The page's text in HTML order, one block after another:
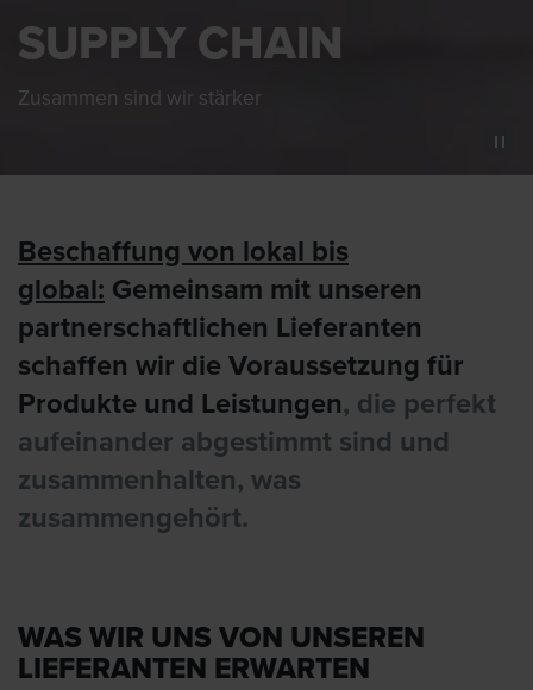
SUPPLY CHAIN
Zusammen sind wir stärker
Beschaffung von lokal bis
global: Gemeinsam mit unseren
partnerschaftlichen Lieferanten
schaffen wir die Voraussetzung für
Produkte und Leistungen, die perfekt
aufeinander abgestimmt sind und
zusammenhalten, was
zusammengehört.
WAS WIR UNS VON UNSEREN
LIEFERANTEN ERWARTEN